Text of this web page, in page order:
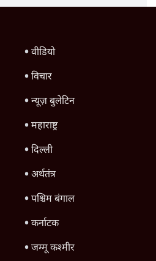
वीडियो
विचार
न्यूज़ बुलेटिन
महाराष्ट्र
दिल्ली
अर्थतंत्र
पश्चिम बंगाल
कर्नाटक
जम्मू कश्मीर